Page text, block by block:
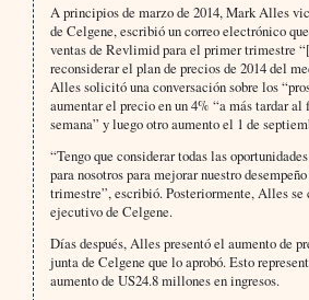
A principios de marzo de 2014, Mark Alles
de Celgene, escribió un correo electrónico
ventas de Revlimid para el primer trimestre
reconsiderar el plan de precios de 2014 del
Alles solicitó una conversación sobre los
aumentar el precio en un 4% “a más tardar
semana” y luego otro aumento el 1 de
“Tengo que considerar todas las
para nosotros para mejorar nuestro
trimestre”, escribió. Posteriormente, Alles
ejecutivo de Celgene.
Días después, Alles presentó el aumento de
junta de Celgene que lo aprobó. Esto
aumento de US24.8 millones en ingresos.